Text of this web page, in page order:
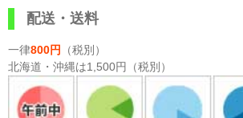
配送・送料
一律800円
（税別）
北海道・沖縄は1,500円（税別）